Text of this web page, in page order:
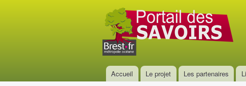
Portail
des
savoirs
Menu principal
Accueil Le projet Les partenaires